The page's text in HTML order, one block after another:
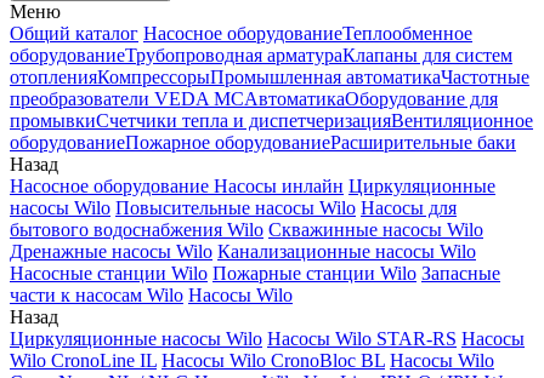
Меню
Общий каталог Насосное оборудованиеТеплообменное
оборудованиеТрубопроводная арматураКлапаны для систем
отопленияКомпрессорыПромышленная автоматикаЧастотные
преобразователи VEDA MCАвтоматикаОборудование для
промывкиСчетчики тепла и диспетчеризацияВентиляционное
оборудованиеПожарное оборудованиеРасширительные баки
Назад
Насосное оборудование Насосы инлайн Циркуляционные
насосы Wilo Повысительные насосы Wilo Насосы для
бытового водоснабжения Wilo Скважинные насосы Wilo
Дренажные насосы Wilo Канализационные насосы Wilo
Насосные станции Wilo Пожарные станции Wilo Запасные
части к насосам Wilo Насосы Wilo
Назад
Циркуляционные насосы Wilo Насосы Wilo STAR-RS Насосы
Wilo CronoLine IL Насосы Wilo CronoBloc BL Насосы Wilo